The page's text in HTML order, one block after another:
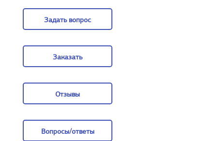
Задать вопрос
Заказать
Отзывы
Вопросы/ответы